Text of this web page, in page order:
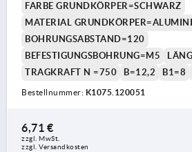
FARBE GRUNDKÖRPER=SCHWARZ
MATERIAL
BOHRUNGSABSTAND=120
BEFESTIGUNGSBOHRUNG=M5
TRAGKRAFT N =750
B=12,2 B1=8
Bestellnummer: K1075.120051
6,71 €
zzgl. MwSt.
zzgl. Versandkosten